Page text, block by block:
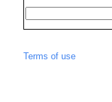
Terms of use